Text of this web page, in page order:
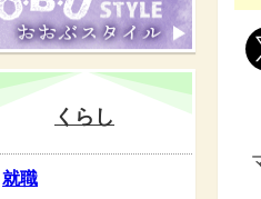
くらし
就職